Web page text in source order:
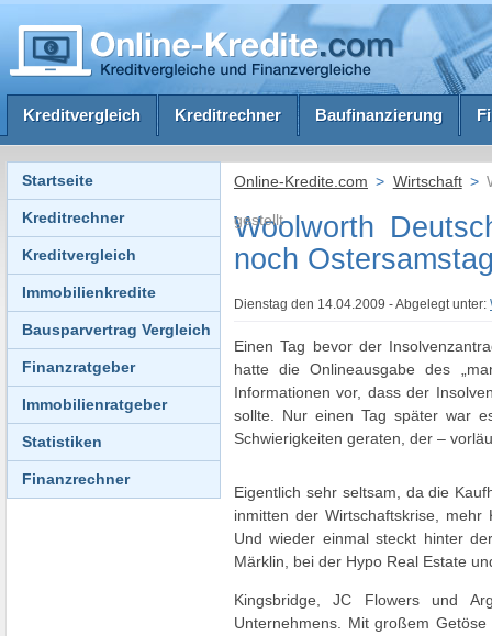
Kreditvergleich Kreditrechner Baufinanzierung
Online-Kredite.com > Wirtschaft >
gestellt
Woolworth
noch
Dienstag den 14.04.2009 - Abgelegt unter:
Einen Tag bevor der
hatte die Onlineausgabe des
Informationen vor, dass der
sollte. Nur einen Tag später war
Schwierigkeiten geraten, der –
Eigentlich sehr seltsam, da die
inmitten der Wirtschaftskrise,
Und wieder einmal steckt hinter
Märklin, bei der Hypo Real Estate
Kingsbridge, JC Flowers und
Unternehmens. Mit großem
Startseite
Kreditrechner
Kreditvergleich
Immobilienkredite
Bausparvertrag Vergleich
Finanzratgeber
Immobilienratgeber
Statistiken
Finanzrechner